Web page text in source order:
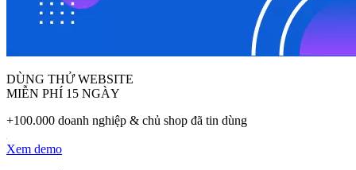
DÙNG THỬ WEBSITE
MIỄN PHÍ 15 NGÀY
+100.000 doanh nghiệp & chủ shop đã tin dùng
Xem demo